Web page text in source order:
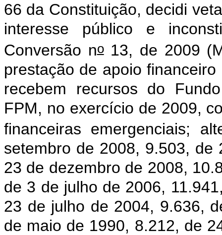
66 da Constituição, decidi
interesse público e
Conversão no13, de 2009
prestação de apoio
recebem recursos do
FPM, no exercício de 2009,
financeiras emergenciais;
setembro de 2008, 9.503, de
23 de dezembro de 2008,
de 3 de julho de 2006,
23 de julho de 2004, 9.636,
de maio de 1990, 8.212, de